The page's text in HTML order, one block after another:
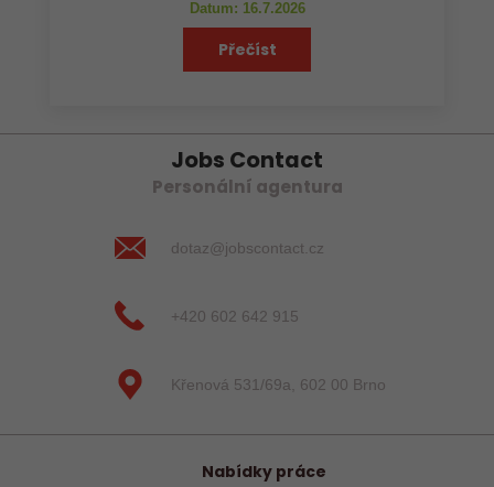
Datum: 16.7.2026
Přečíst
Jobs Contact
Personální agentura
dotaz@jobscontact.cz
+420 602 642 915
Křenová 531/69a, 602 00 Brno
Nabídky práce